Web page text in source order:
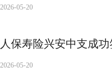
2026-05-20
人保寿险兴安中支成
2026-05-20